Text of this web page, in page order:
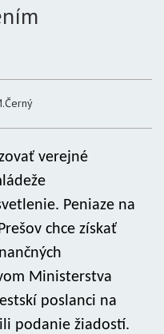
verejné
Peniaze na
chce získať
Ministerstva
poslanci na
podanie žiadostí.